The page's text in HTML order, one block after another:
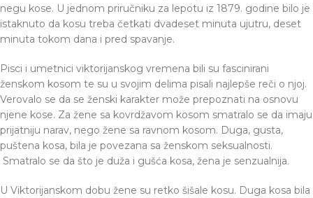
negu kose. U jednom priručniku za lepotu iz 1879. godine bilo je
istaknuto da kosu treba četkati dvadeset minuta ujutru, deset
minuta tokom dana i pred spavanje.
Pisci i umetnici viktorijanskog vremena bili su fascinirani
ženskom kosom te su u svojim delima pisali najlepše reči o njoj.
Verovalo se da se ženski karakter može prepoznati na osnovu
njene kose. Za žene sa kovrdžavom kosom smatralo se da imaju
prijatniju narav, nego žene sa ravnom kosom. Duga, gusta,
puštena kosa, bila je povezana sa ženskom seksualnosti.
Smatralo se da što je duža i gušća kosa, žena je senzualnija.
U Viktorijanskom dobu žene su retko šišale kosu. Duga kosa bila